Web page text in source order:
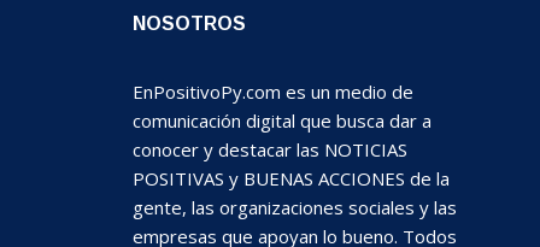
NOSOTROS
EnPositivoPy.com es un medio de
comunicación digital que busca dar a
conocer y destacar las NOTICIAS
POSITIVAS y BUENAS ACCIONES de la
gente, las organizaciones sociales y las
empresas que apoyan lo bueno. Todos